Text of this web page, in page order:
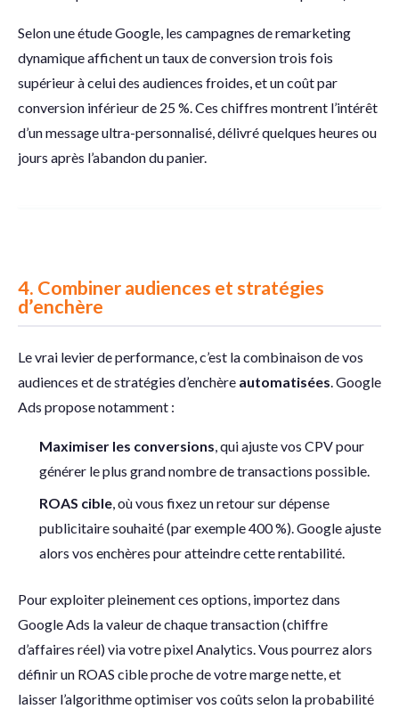
Selon une étude Google, les campagnes de remarketing
dynamique affichent un taux de conversion trois fois
supérieur à celui des audiences froides, et un coût par
conversion inférieur de 25 %. Ces chiffres montrent l’intérêt
d’un message ultra-personnalisé, délivré quelques heures ou
jours après l’abandon du panier.
4. Combiner audiences et stratégies
d’enchère
Le vrai levier de performance, c’est la combinaison de vos
audiences et de stratégies d’enchère automatisées. Google
Ads propose notamment :
Maximiser les conversions, qui ajuste vos CPV pour
générer le plus grand nombre de transactions possible.
ROAS cible, où vous fixez un retour sur dépense
publicitaire souhaité (par exemple 400 %). Google ajuste
alors vos enchères pour atteindre cette rentabilité.
Pour exploiter pleinement ces options, importez dans
Google Ads la valeur de chaque transaction (chiffre
d’affaires réel) via votre pixel Analytics. Vous pourrez alors
définir un ROAS cible proche de votre marge nette, et
laisser l’algorithme optimiser vos coûts selon la probabilité